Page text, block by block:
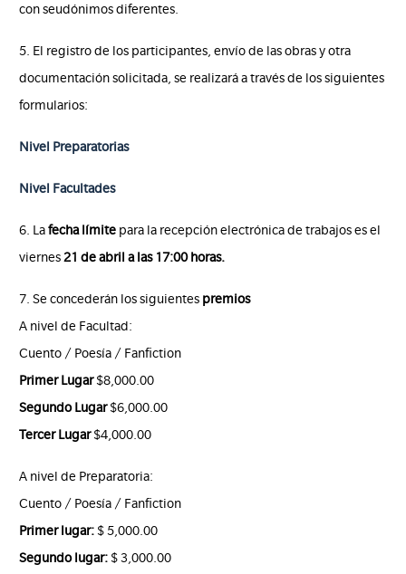
con seudónimos diferentes.
5. El registro de los participantes, envío de las obras y otra
documentación solicitada, se realizará a través de los siguientes
formularios:
Nivel Preparatorias
Nivel Facultades
6. Lafecha límite para la recepción electrónica de trabajos es el
viernes 21 de abril a las 17:00 horas.
7. Se concederán los siguientes premios
A nivel de Facultad:
Cuento / Poesía / Fanfiction
Primer Lugar$8,000.00
Segundo Lugar$6,000.00
Tercer Lugar$4,000.00
A nivel de Preparatoria:
Cuento / Poesía / Fanfiction
Primer lugar:$ 5,000.00
Segundo lugar:$ 3,000.00